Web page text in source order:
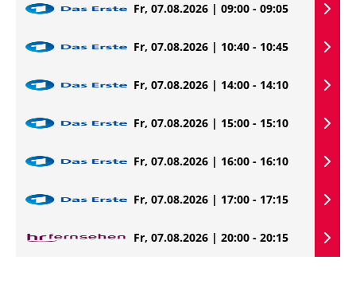
Fr, 07.08.2026 | 09:00 - 09:05
Fr, 07.08.2026 | 10:40 - 10:45
Fr, 07.08.2026 | 14:00 - 14:10
Fr, 07.08.2026 | 15:00 - 15:10
Fr, 07.08.2026 | 16:00 - 16:10
Fr, 07.08.2026 | 17:00 - 17:15
Fr, 07.08.2026 | 20:00 - 20:15